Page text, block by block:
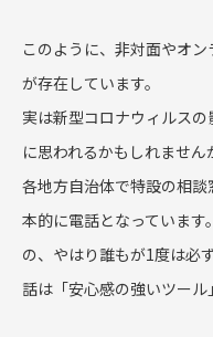
このように、非対面やオ
が存在しています。
実は新型コロナウィルス
に思われるかもしれません
各地方自治体で特設の相
本的に電話となっていま
の、やはり誰もが1度は必
話は「安心感の強いツール